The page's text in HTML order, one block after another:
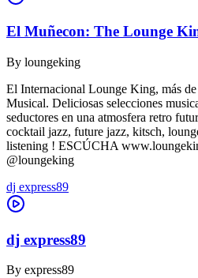
El Muñecon: The Lounge
By loungeking
El Internacional Lounge King, más de
Musical. Deliciosas selecciones
seductores en una atmosfera retro
cocktail jazz, future jazz, kitsch,
listening ! ESCÚCHA
@loungeking
dj express89
dj express89
By express89